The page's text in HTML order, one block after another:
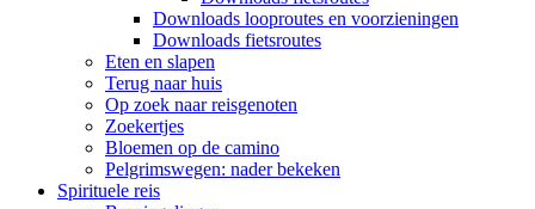
Downloads looproutes en voorzieningen
Downloads fietsroutes
Eten en slapen
Terug naar huis
Op zoek naar reisgenoten
Zoekertjes
Bloemen op de camino
Pelgrimswegen: nader bekeken
Spirituele reis